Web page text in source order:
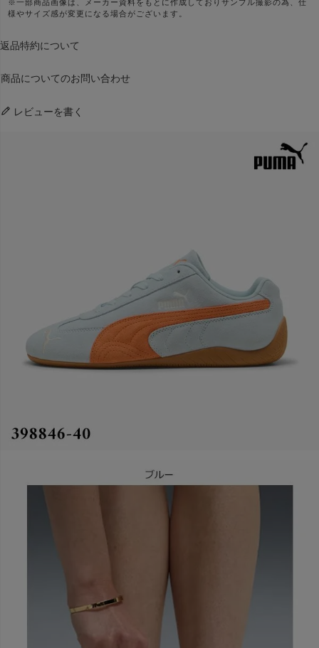
※一部商品画像は、メーカー資料をもとに作成しておりサンプル撮影の為、仕
様やサイズ感が変更になる場合がございます。
返品特約について
商品についてのお問い合わせ
レビューを書く